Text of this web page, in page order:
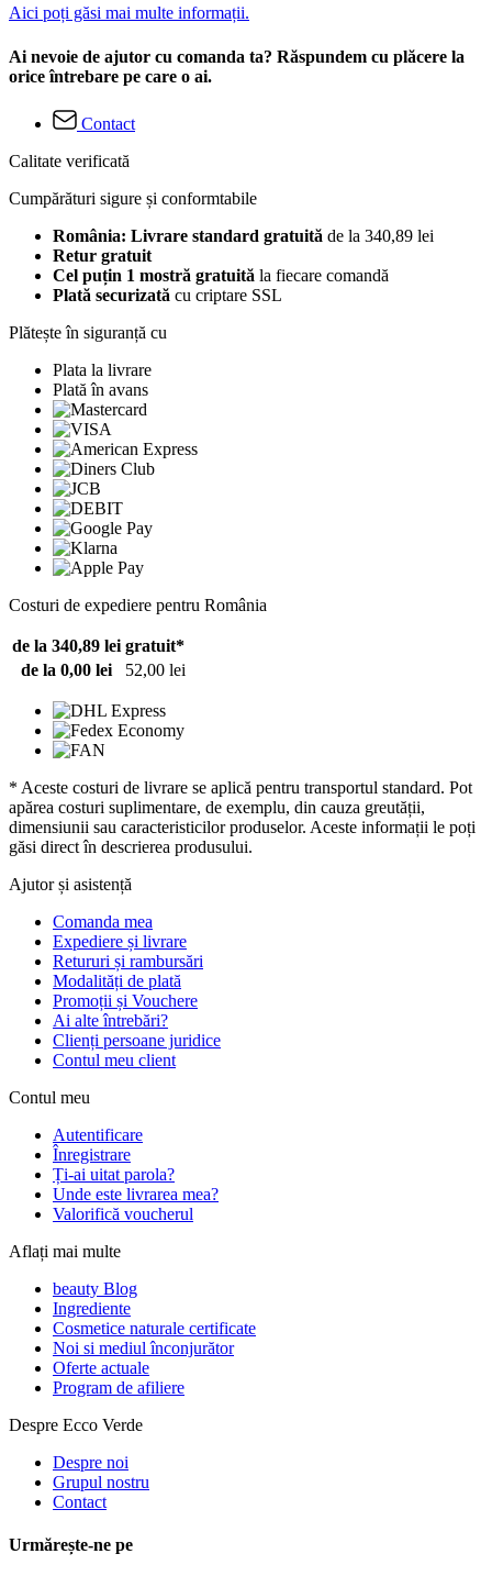
Aici poți găsi mai multe informații.
Ai nevoie de ajutor cu comanda ta? Răspundem cu plăcere la
orice întrebare pe care o ai.
Contact
Calitate verificată
Cumpărături sigure și conformtabile
România: Livrare standard gratuită de la 340,89 lei
Retur gratuit
Cel puțin 1 mostră gratuită la fiecare comandă
Plată securizată cu criptare SSL
Plătește în siguranță cu
Plata la livrare
Plată în avans
Costuri de expediere pentru România
de la 340,89 lei gratuit*
de la 0,00 lei
52,00 lei
* Aceste costuri de livrare se aplică pentru transportul standard. Pot
apărea costuri suplimentare, de exemplu, din cauza greutății,
dimensiunii sau caracteristicilor produselor. Aceste informații le poți
găsi direct în descrierea produsului.
Ajutor și asistență
Comanda mea
Expediere și livrare
Retururi și rambursări
Modalități de plată
Promoții și Vouchere
Ai alte întrebări?
Clienți persoane juridice
Contul meu client
Contul meu
Autentificare
Înregistrare
Ți-ai uitat parola?
Unde este livrarea mea?
Valorifică voucherul
Aflați mai multe
beauty Blog
Ingrediente
Cosmetice naturale certificate
Noi si mediul înconjurător
Oferte actuale
Program de afiliere
Despre Ecco Verde
Despre noi
Grupul nostru
Contact
Urmărește-ne pe